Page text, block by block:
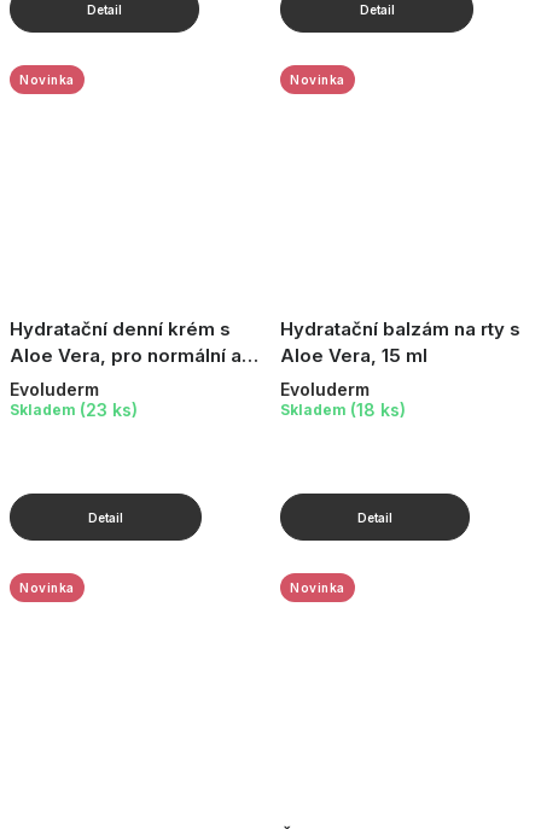
Hydratační denní krém s
Aloe Vera, pro normální až
smíšenou pleť, 50 ml
Novinka
Evoluderm
Skladem (23 ks)
Hydratační balzám na rty s
Aloe Vera, 15 ml
Novinka
Evoluderm
Skladem (18 ks)
Novinka Novinka